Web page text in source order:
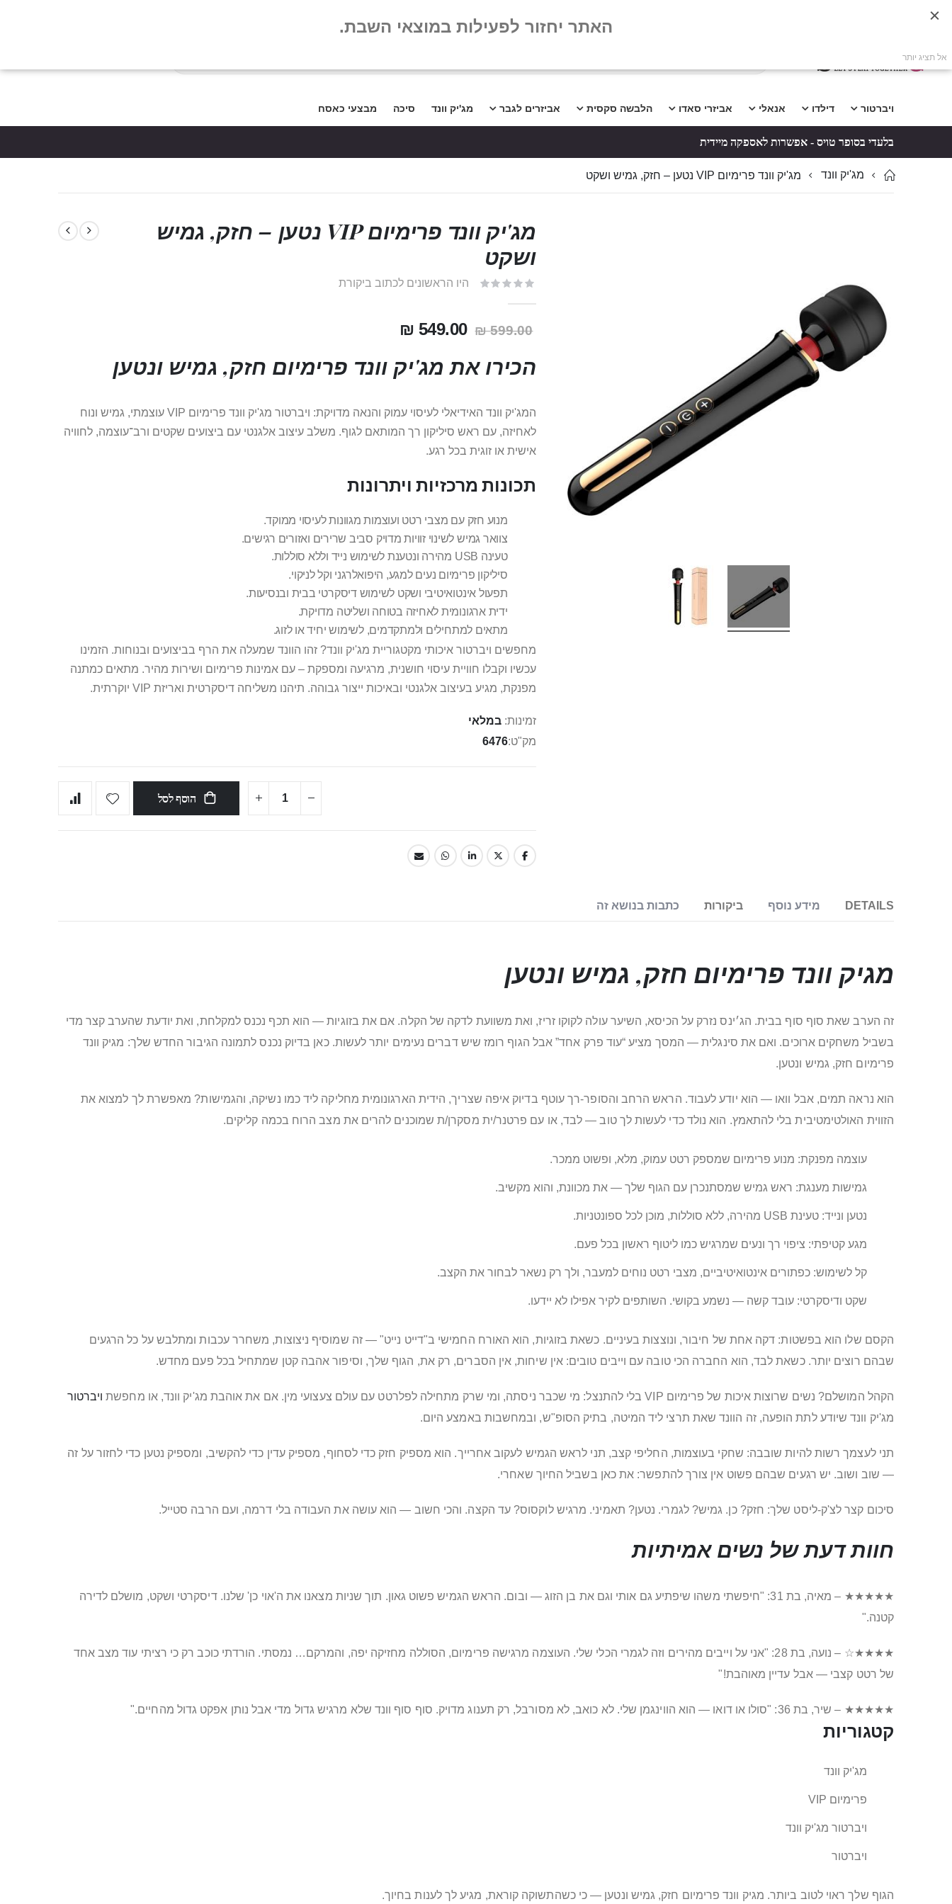
סל קניות
ויברטור דילדו אנאלי אביזרי סאדו הלבשה סקסית אביזרים לגבר מג'יק וונד סיכה מבצעי כאסח
בלעדי בסופר טויס - אפשרות לאספקה מיידית
מג'יק וונד מג'יק וונד פרימיום VIP נטען – חזק, גמיש ושקט
תמונות
תמונות
מג'יק וונד פרימיום VIP נטען – חזק, גמיש
ושקט
היו הראשונים לכתוב ביקורת
599.00 ₪
549.00 ₪
הכירו את מג'יק וונד פרימיום חזק, גמיש ונטען
המג'יק וונד האידיאלי לעיסוי עמוק והנאה מדויקת: ויברטור מג'יק וונד פרימיום VIP עוצמתי, גמיש ונוח
לאחיזה, עם ראש סיליקון רך המותאם לגוף. משלב עיצוב אלגנטי עם ביצועים שקטים ורב־עוצמה, לחוויה
אישית או זוגית בכל רגע.
תכונות מרכזיות ויתרונות
מנוע חזק עם מצבי רטט ועוצמות מגוונות לעיסוי ממוקד.
צוואר גמיש לשינוי זוויות מדויק סביב שרירים ואזורים רגישים.
טעינה USB מהירה ונטענת לשימוש נייד וללא סוללות.
סיליקון פרימיום נעים למגע, היפואלרגני וקל לניקוי.
תפעול אינטואיטיבי ושקט לשימוש דיסקרטי בבית ובנסיעות.
ידית ארגונומית לאחיזה בטוחה ושליטה מדויקת.
מתאים למתחילים ולמתקדמים, לשימוש יחיד או לזוג.
מחפשים ויברטור איכותי מקטגוריית מג'יק וונד? זהו הוונד שמעלה את הרף בביצועים ובנוחות. הזמינו
עכשיו וקבלו חוויית עיסוי חושנית, מרגיעה ומספקת – עם אמינות פרימיום ושירות מהיר. מתאים כמתנה
מפנקת, מגיע בעיצוב אלגנטי ובאיכות ייצור גבוהה. תיהנו משליחה דיסקרטית ואריזת VIP יוקרתית.
זמינות: במלאי
מק"ט 6476
הוסף לסל
DETAILS מידע נוסף ביקורות כתבות בנושא זה
מגיק וונד פרימיום חזק, גמיש ונטען
זה הערב שאת סוף סוף בבית. הג׳ינס נזרק על הכיסא, השיער עולה לקוקו זריז, ואת משוועת לדקה של הקלה. אם את בזוגיות — הוא תכף נכנס למקלחת, ואת יודעת שהערב קצר מדי
בשביל משחקים ארוכים. ואם את סינגלית — המסך מציע “עוד פרק אחד” אבל הגוף רומז שיש דברים נעימים יותר לעשות. כאן בדיוק נכנס לתמונה הגיבור החדש שלך: מגיק וונד
פרימיום חזק, גמיש ונטען.
הוא נראה תמים, אבל וואו — הוא יודע לעבוד. הראש הרחב והסופר-רך עוטף בדיוק איפה שצריך, הידית הארגונומית מחליקה ליד כמו נשיקה, והגמישות? מאפשרת לך למצוא את
הזווית האולטימטיבית בלי להתאמץ. הוא נולד כדי לעשות לך טוב — לבד, או עם פרטנר/ית מסקרן/ת שמוכנים להרים את מצב הרוח בכמה קליקים.
עוצמה מפנקת: מנוע פרימיום שמספק רטט עמוק, מלא, ופשוט ממכר.
גמישות מענגת: ראש גמיש שמסתנכרן עם הגוף שלך — את מכוונת, והוא מקשיב.
נטען ונייד: טעינת USB מהירה, ללא סוללות, מוכן לכל ספונטניות.
מגע קטיפתי: ציפוי רך ונעים שמרגיש כמו ליטוף ראשון בכל פעם.
קל לשימוש: כפתורים אינטואיטיביים, מצבי רטט נוחים למעבר, ולך רק נשאר לבחור את הקצב.
שקט ודיסקרטי: עובד קשה — נשמע בקושי. השותפים לקיר אפילו לא יידעו.
הקסם שלו הוא בפשטות: דקה אחת של חיבור, ונוצצות בעיניים. כשאת בזוגיות, הוא האורח החמישי ב"דייט נייט" — זה שמוסיף ניצוצות, משחרר עכבות ומתלבש על כל הרגעים
שבהם רוצים יותר. כשאת לבד, הוא החברה הכי טובה עם וייבים טובים: אין שיחות, אין הסברים, רק את, הגוף שלך, וסיפור אהבה קטן שמתחיל בכל פעם מחדש.
הקהל המושלם? נשים שרוצות איכות של פרימיום VIP בלי להתנצל: מי שכבר ניסתה, ומי שרק מתחילה לפלרטט עם עולם צעצועי מין. אם את אוהבת מג'יק וונד, או מחפשת
ויברטור
מג'יק וונד שיודע לתת הופעה, זה הוונד שאת תרצי ליד המיטה, בתיק הסופ"ש, ובמחשבות באמצע היום.
תני לעצמך רשות להיות שובבה: שחקי בעוצמות, החליפי קצב, תני לראש הגמיש לעקוב אחרייך. הוא מספיק חזק כדי לסחוף, מספיק עדין כדי להקשיב, ומספיק נטען כדי לחזור על זה
— שוב ושוב. יש רגעים שבהם פשוט אין צורך להתפשר: את כאן בשביל החיוך שאחרי.
סיכום קצר לצ'ק-ליסט שלך: חזק? כן. גמיש? לגמרי. נטען? תאמיני. מרגיש לוקסוס? עד הקצה. והכי חשוב — הוא עושה את העבודה בלי דרמה, ועם הרבה סטייל.
חוות דעת של נשים אמיתיות
★★★★★ – מאיה, בת 31: "חיפשתי משהו שיפתיע גם אותי וגם את בן הזוג — ובום. הראש הגמיש פשוט גאון. תוך שניות מצאנו את ה'אוי כן' שלנו. דיסקרטי ושקט, מושלם לדירה
קטנה."
★★★★☆ – נועה, בת 28: "אני על וייבים מהירים וזה לגמרי הכלי שלי. העוצמה מרגישה פרימיום, הסוללה מחזיקה יפה, והמרקם… נמסתי. הורדתי כוכב רק כי רציתי עוד מצב אחד
של רטט קצבי — אבל עדיין מאוהבת!"
★★★★★ – שיר, בת 36: "סולו או דואו — הוא הווינגמן שלי. לא כואב, לא מסורבל, רק תענוג מדויק. סוף סוף וונד שלא מרגיש גדול מדי אבל נותן אפקט גדול מהחיים."
קטגוריות
מג'יק וונד
פרימיום VIP
ויברטור מג'יק וונד
ויברטור
הגוף שלך ראוי לטוב ביותר. מגיק וונד פרימיום חזק, גמיש ונטען — כי כשהתשוקה קוראת, מגיע לך לענות בחיוך.
האתר יחזור לפעילות במוצאי השבת.
אל תציג יותר